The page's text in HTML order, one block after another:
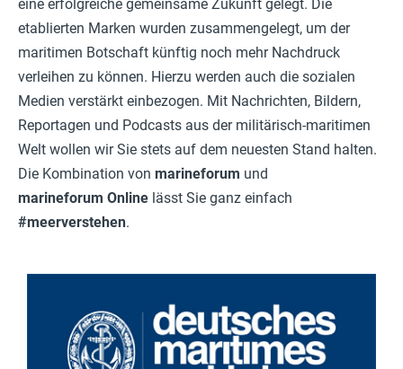
eine erfolgreiche gemeinsame Zukunft gelegt. Die
etablierten Marken wurden zusammengelegt, um der
maritimen Botschaft künftig noch mehr Nachdruck
verleihen zu können. Hierzu werden auch die sozialen
Medien verstärkt einbezogen. Mit Nachrichten, Bildern,
Reportagen und Podcasts aus der militärisch-maritimen
Welt wollen wir Sie stets auf dem neuesten Stand halten.
Die Kombination von marineforum und
marineforum Online lässt Sie ganz einfach
#meerverstehen.